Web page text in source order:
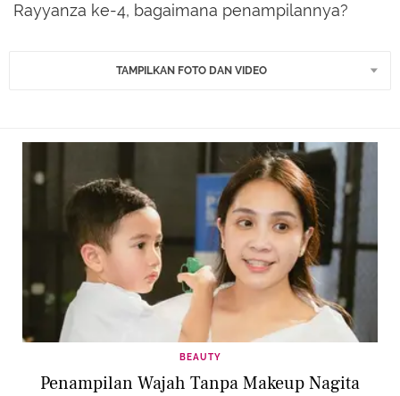
Rayyanza ke-4, bagaimana penampilannya?
TAMPILKAN FOTO DAN VIDEO
BEAUTY
Penampilan Wajah Tanpa Makeup Nagita